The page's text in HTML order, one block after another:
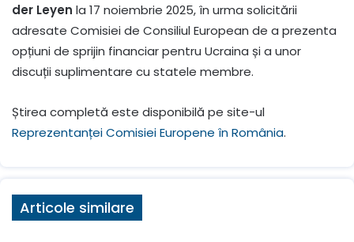
der Leyen la 17 noiembrie 2025, în urma solicitării
adresate Comisiei de Consiliul European de a prezenta
opțiuni de sprijin financiar pentru Ucraina și a unor
discuții suplimentare cu statele membre.
Știrea completă este disponibilă pe site-ul
Reprezentanței Comisiei Europene în România.
Articole similare